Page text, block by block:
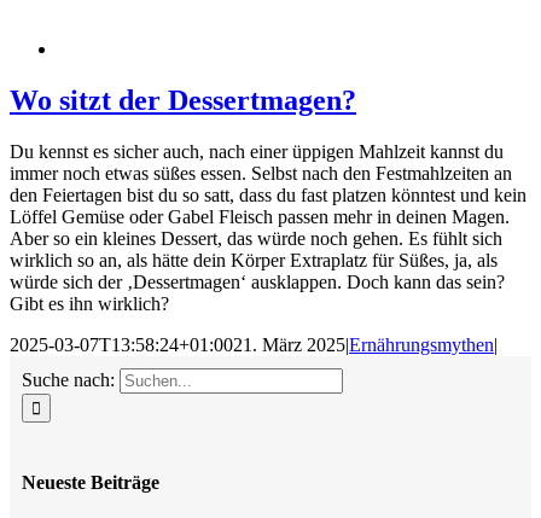
Wo sitzt der Dessertmagen?
Du kennst es sicher auch, nach einer üppigen Mahlzeit kannst du
immer noch etwas süßes essen. Selbst nach den Festmahlzeiten an
den Feiertagen bist du so satt, dass du fast platzen könntest und kein
Löffel Gemüse oder Gabel Fleisch passen mehr in deinen Magen.
Aber so ein kleines Dessert, das würde noch gehen. Es fühlt sich
wirklich so an, als hätte dein Körper Extraplatz für Süßes, ja, als
würde sich der ‚Dessertmagen‘ ausklappen. Doch kann das sein?
Gibt es ihn wirklich?
2025-03-07T13:58:24+01:0021. März 2025|Ernährungsmythen|
Suche nach:
Neueste Beiträge